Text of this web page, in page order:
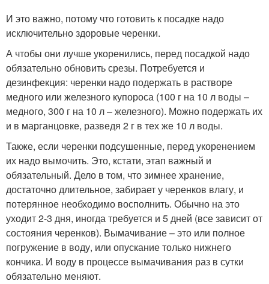
И это важно, потому что готовить к посадке надо
исключительно здоровые черенки.
А чтобы они лучше укоренились, перед посадкой надо
обязательно обновить срезы. Потребуется и
дезинфекция: черенки надо подержать в растворе
медного или железного купороса (100 г на 10 л воды –
медного, 300 г на 10 л – железного). Можно подержать их
и в марганцовке, разведя 2 г в тех же 10 л воды.
Также, если черенки подсушенные, перед укоренением
их надо вымочить. Это, кстати, этап важный и
обязательный. Дело в том, что зимнее хранение,
достаточно длительное, забирает у черенков влагу, и
потерянное необходимо восполнить. Обычно на это
уходит 2-3 дня, иногда требуется и 5 дней (все зависит от
состояния черенков). Вымачивание – это или полное
погружение в воду, или опускание только нижнего
кончика. И воду в процессе вымачивания раз в сутки
обязательно меняют.